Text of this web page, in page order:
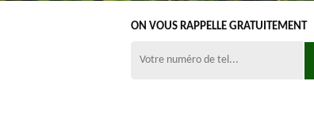
ON VOUS RAPPELLE GRATUITEMENT